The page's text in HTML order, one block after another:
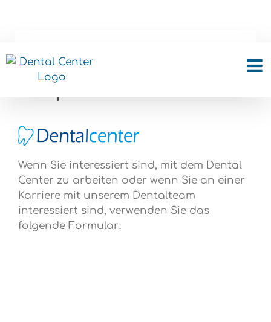
Karrierechancen –
Kooperation
Wenn Sie interessiert sind, mit dem Dental
Center zu arbeiten oder wenn Sie an einer
Karriere mit unserem Dentalteam
interessiert sind, verwenden Sie das
folgende Formular: